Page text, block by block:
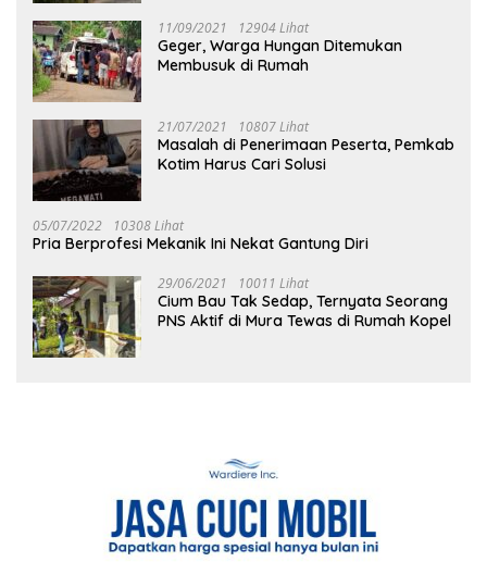
11/09/2021 12904 Lihat
Geger, Warga Hungan Ditemukan
Membusuk di Rumah
21/07/2021 10807 Lihat
Masalah di Penerimaan Peserta, Pemkab
Kotim Harus Cari Solusi
05/07/2022 10308 Lihat
Pria Berprofesi Mekanik Ini Nekat Gantung Diri
29/06/2021 10011 Lihat
Cium Bau Tak Sedap, Ternyata Seorang
PNS Aktif di Mura Tewas di Rumah Kopel